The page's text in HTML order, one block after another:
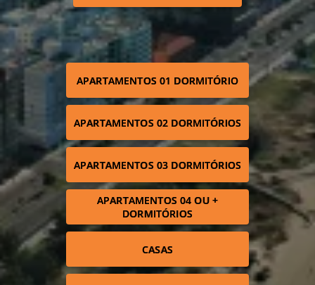
APARTAMENTOS 01 DORMITÓRIO
APARTAMENTOS 02 DORMITÓRIOS
APARTAMENTOS 03 DORMITÓRIOS
APARTAMENTOS 04 OU +
DORMITÓRIOS
CASAS